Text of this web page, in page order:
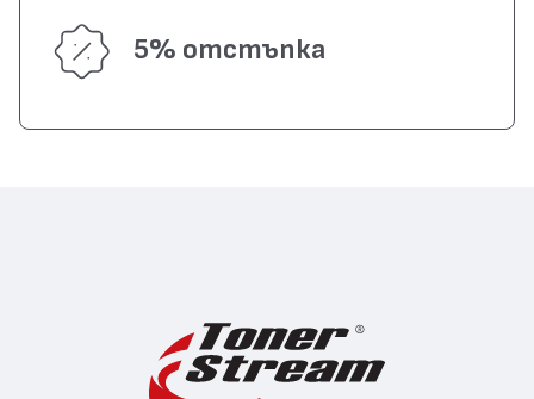
5% отстъпка